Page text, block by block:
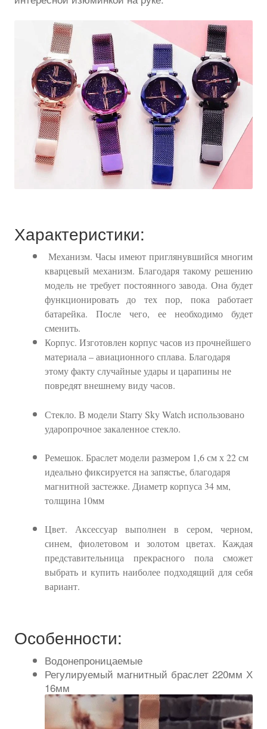
Характеристики:
Механизм. Часы имеют приглянувшийся многим
кварцевый механизм. Благодаря такому решению
модель не требует постоянного завода. Она будет
функционировать до тех пор, пока работает
батарейка. После чего, ее необходимо будет
сменить.
Корпус. Изготовлен корпус часов из прочнейшего
материала – авиационного сплава. Благодаря
этому факту случайные удары и царапины не
повредят внешнему виду часов.
Стекло. В модели Starry Sky Watch использовано
ударопрочное закаленное стекло.
Ремешок. Браслет модели размером 1,6 см х 22 см
идеально фиксируется на запястье, благодаря
магнитной застежке. Диаметр корпуса 34 мм,
толщина 10мм
Цвет. Аксессуар выполнен в сером, черном,
синем, фиолетовом и золотом цветах. Каждая
представительница прекрасного пола сможет
выбрать и купить наиболее подходящий для себя
вариант.
Особенности:
Водонепроницаемые
Регулируемый магнитный браслет 220мм Х
16мм